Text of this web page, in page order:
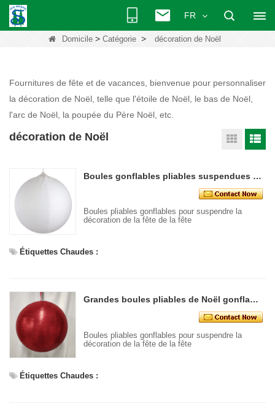
FR
Domicile> Catégorie> décoration de Noël
Fournitures de fête et de vacances, bienvenue pour personnaliser
la décoration de Noël, telle que l'étoile de Noël, le bas de Noël,
l'arc de Noël, la poupée du Père Noël, etc.
décoration de Noël
Boules gonflables pliables suspendues pour les fournitures de décoration extérieure
Boules pliables gonflables pour suspendre la
décoration de la fête de la fête
Étiquettes Chaudes :
Grandes boules pliables de Noël gonflables pour la décoration suspendue intérieure en intérieur fournit un grand ornement
Boules pliables gonflables pour suspendre la
décoration de la fête de la fête
Étiquettes Chaudes :